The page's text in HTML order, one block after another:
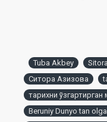
Tuba Akbey
Ситора Азизова
тарихни
Beruniy Dunyo tan